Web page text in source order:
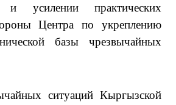
и усилении практических
Центра по укреплению
базы чрезвычайных
ситуаций Кыргызской